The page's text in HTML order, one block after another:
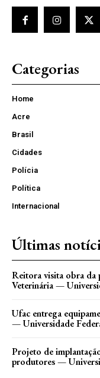
Categorias
Home
Acre
Brasil
Cidades
Polícia
Política
Internacional
Últimas
Reitora visita obra da
Veterinária —
Ufac entrega
— Universidade
Projeto de
produtores —